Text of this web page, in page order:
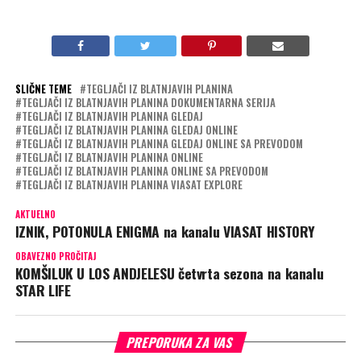
SLIČNE TEME
TEGLJAČI IZ BLATNJAVIH PLANINA
TEGLJAČI IZ BLATNJAVIH PLANINA DOKUMENTARNA SERIJA
TEGLJAČI IZ BLATNJAVIH PLANINA GLEDAJ
TEGLJAČI IZ BLATNJAVIH PLANINA GLEDAJ ONLINE
TEGLJAČI IZ BLATNJAVIH PLANINA GLEDAJ ONLINE SA PREVODOM
TEGLJAČI IZ BLATNJAVIH PLANINA ONLINE
TEGLJAČI IZ BLATNJAVIH PLANINA ONLINE SA PREVODOM
TEGLJAČI IZ BLATNJAVIH PLANINA VIASAT EXPLORE
AKTUELNO
IZNIK, POTONULA ENIGMA na kanalu VIASAT HISTORY
OBAVEZNO PROČITAJ
KOMŠILUK U LOS ANDJELESU četvrta sezona na kanalu
STAR LIFE
PREPORUKA ZA VAS